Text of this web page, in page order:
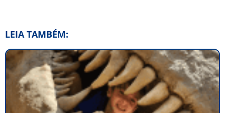
LEIA TAMBÉM: